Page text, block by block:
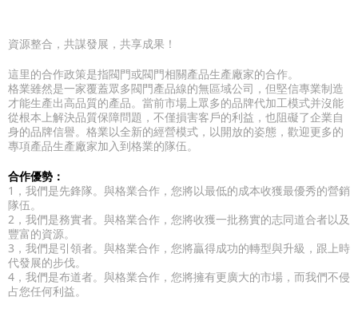
資源整合，共謀發展，共享成果！
這里的合作政策是指閥門或閥門相關產品生產廠家的合作。
格業雖然是一家覆蓋眾多閥門產品線的無區域公司，但堅信專業制造
才能生產出高品質的產品。當前市場上眾多的品牌代加工模式并沒能
從根本上解決品質保障問題，不僅損害客戶的利益，也阻礙了企業自
身的品牌信譽。格業以全新的經營模式，以開放的姿態，歡迎更多的
專項產品生產廠家加入到格業的隊伍。
合作優勢：
1，我們是先鋒隊。與格業合作，您將以最低的成本收獲最優秀的營銷
隊伍。
2，我們是務實者。與格業合作，您將收獲一批務實的志同道合者以及
豐富的資源。
3，我們是引領者。與格業合作，您將贏得成功的轉型與升級，跟上時
代發展的步伐。
4，我們是布道者。與格業合作，您將擁有更廣大的市場，而我們不侵
占您任何利益。